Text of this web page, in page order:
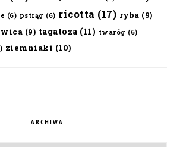
(6) pstrąg (6) ricotta (17) ryba (9)
(9) tagatoza (11) twaróg (6)
ziemniaki (10)
ARCHIWA